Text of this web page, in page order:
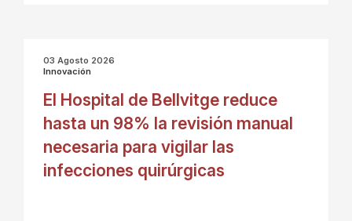
03 Agosto 2026
Innovación
El Hospital de Bellvitge reduce
hasta un 98% la revisión manual
necesaria para vigilar las
infecciones quirúrgicas